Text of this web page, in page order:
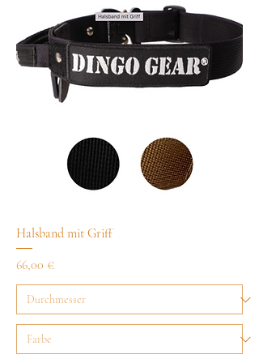
Halsband mit Griff
Preis
66,00 €